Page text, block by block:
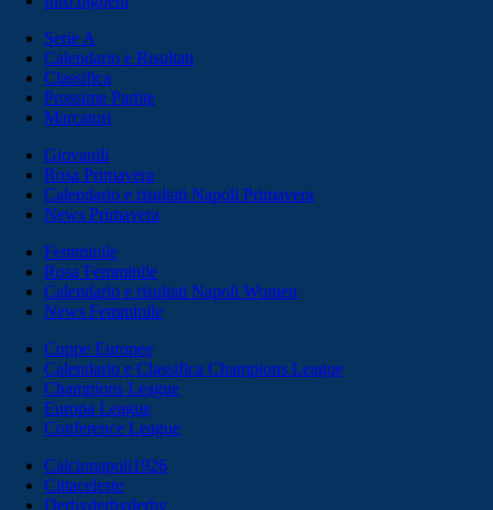
Serie A
Calendario e Risultati
Classifica
Prossime Partite
Marcatori
Giovanili
Rosa Primavera
Calendario e risultati Napoli Primavera
News Primavera
Femminile
Rosa Femminile
Calendario e risultati Napoli Women
News Femminile
Coppe Europee
Calendario e Classifica Champions League
Champions League
Europa League
Conference League
Calcionapoli1926
Cittaceleste
Derbyderbyderby